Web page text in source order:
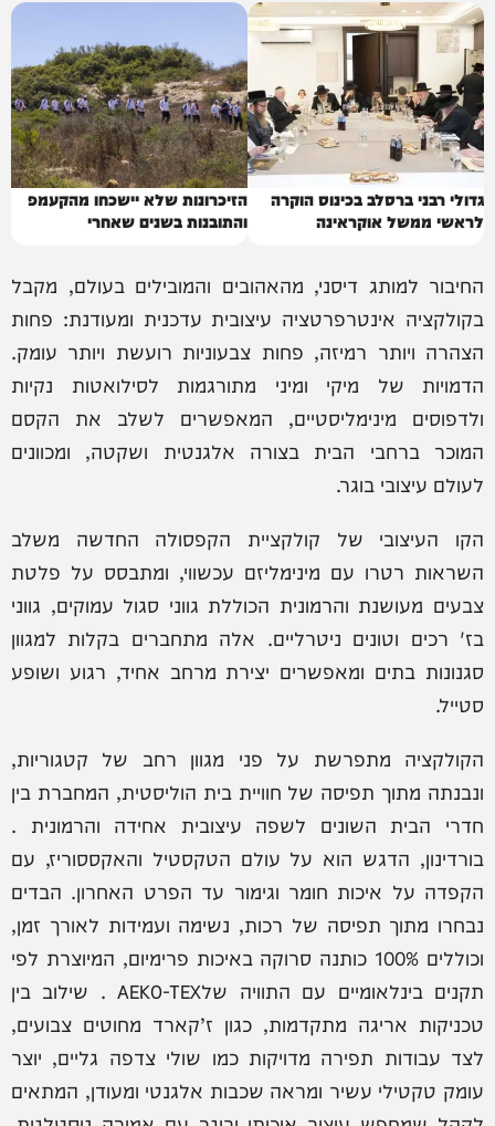
גדולי רבני ברסלב בכינוס הוקרה
לראשי ממשל אוקראינה
הזיכרונות שלא יישכחו מהקעמפ
והתובנות בשנים שאחרי
החיבור למותג דיסני, מהאהובים והמובילים בעולם, מקבל
בקולקציה אינטרפרטציה עיצובית עדכנית ומעודנת: פחות
הצהרה ויותר רמיזה, פחות צבעוניות רועשת ויותר עומק.
הדמויות של מיקי ומיני מתורגמות לסילואטות נקיות
ולדפוסים מינימליסטיים, המאפשרים לשלב את הקסם
המוכר ברחבי הבית בצורה אלגנטית ושקטה, ומכוונים
לעולם עיצובי בוגר.
הקו העיצובי של קולקציית הקפסולה החדשה משלב
השראות רטרו עם מינימליזם עכשווי, ומתבסס על פלטת
צבעים מעושנת והרמונית הכוללת גווני סגול עמוקים, גווני
בז' רכים וטונים ניטרליים. אלה מתחברים בקלות למגוון
סגנונות בתים ומאפשרים יצירת מרחב אחיד, רגוע ושופע
סטייל.
הקולקציה מתפרשת על פני מגוון רחב של קטגוריות,
ונבנתה מתוך תפיסה של חוויית בית הוליסטית, המחברת בין
חדרי הבית השונים לשפה עיצובית אחידה והרמונית .
בורדינון, הדגש הוא על עולם הטקסטיל והאקססוריז, עם
הקפדה על איכות חומר וגימור עד הפרט האחרון. הבדים
נבחרו מתוך תפיסה של רכות, נשימה ועמידות לאורך זמן,
וכוללים 100% כותנה סרוקה באיכות פרימיום, המיוצרת לפי
תקנים בינלאומיים עם התוויה שלAEKO-TEX . שילוב בין
טכניקות אריגה מתקדמות, כגון ז’קארד מחוטים צבועים,
לצד עבודות תפירה מדויקות כמו שולי צדפה גליים, יוצר
עומק טקטילי עשיר ומראה שכבות אלגנטי ומעודן, המתאים